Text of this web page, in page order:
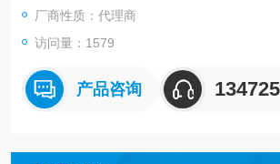
●提高目视确认性和安全性
●可操作性提高
●减少维护空间 Z大消减46%
●减压阀：设定压力0.05～0.85MPa、0.02～
厂商性质：代理商
访问量：1579
产品咨询